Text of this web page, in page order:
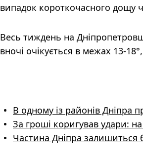
випадок короткочасного дощу
Весь тиждень на
вночі очікується в межах 13-
В одному із районів Дніпра
За гроші коригував удари:
Частина Дніпра залишиться